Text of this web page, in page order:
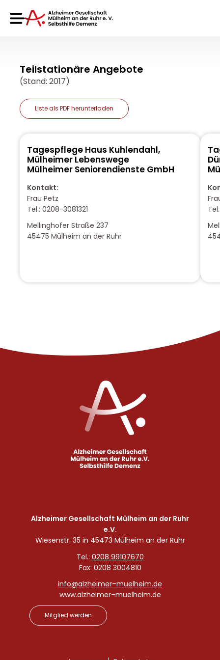
Teilstationäre Angebote
(Stand: 2017)
Liste als PDF herunterladen
Tagespflege Haus Kuhlendahl,
Mülheimer Lebenswege
Mülheimer Seniorendienste GmbH
Kontakt:
Frau Petz
Tel.: 0208-3081321
Mellinghofer Straße 237
45475 Mülheim an der Ruhr
Alzheimer Gesellschaft Mülheim an der Ruhr
e.V.
Wiesenstr. 35 in 45473 Mülheim an der Ruhr
Tel.: 0208 99107670
Fax: 0208 3004810
info@alzheimer–muelheim.de
www.alzheimer–muelheim.de
Mitglied werden